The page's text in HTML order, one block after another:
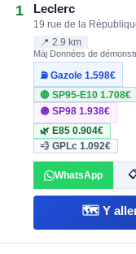
1 Leclerc
19 rue de la
📍 2.9 km
Màj Données de
⛽ Gazole1.598€
🔴 SP95-E101.708€
🟣 SP981.938€
🌿 E850.904€
💨 GPLc1.092€
WhatsApp
🗺️ Y